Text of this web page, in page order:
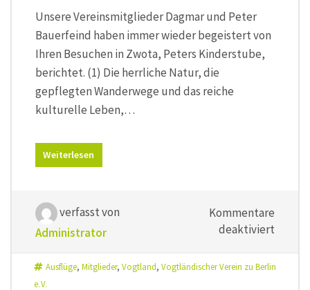
Unsere Vereinsmitglieder Dagmar und Peter
Bauerfeind haben immer wieder begeistert von
Ihren Besuchen in Zwota, Peters Kinderstube,
berichtet. (1) Die herrliche Natur, die
gepflegten Wanderwege und das reiche
kulturelle Leben,…
Weiterlesen
verfasst von
Administrator
Kommentare
deaktiviert
2022
Ausflüge, Mitglieder, Vogtland, Vogtländischer Verein zu Berlin
e. V.